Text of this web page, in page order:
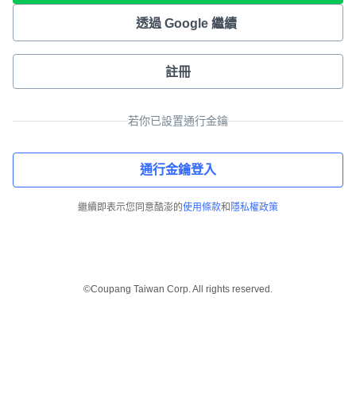
透過 Google 繼續
註冊
若你已設置通行金鑰
通行金鑰登入
繼續即表示您同意酷澎的使用條款和 隱私權政策
©Coupang Taiwan Corp. All rights reserved.